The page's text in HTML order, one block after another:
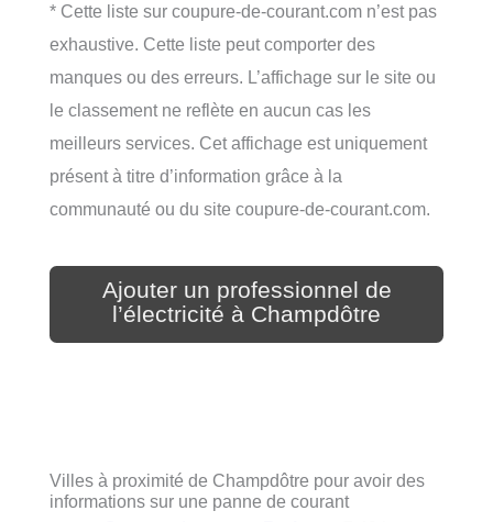
* Cette liste sur coupure-de-courant.com n’est pas
exhaustive. Cette liste peut comporter des
manques ou des erreurs. L’affichage sur le site ou
le classement ne reflète en aucun cas les
meilleurs services. Cet affichage est uniquement
présent à titre d’information grâce à la
communauté ou du site coupure-de-courant.com.
Ajouter un professionnel de
l’électricité à Champdôtre
Villes à proximité de Champdôtre pour avoir des
informations sur une panne de courant